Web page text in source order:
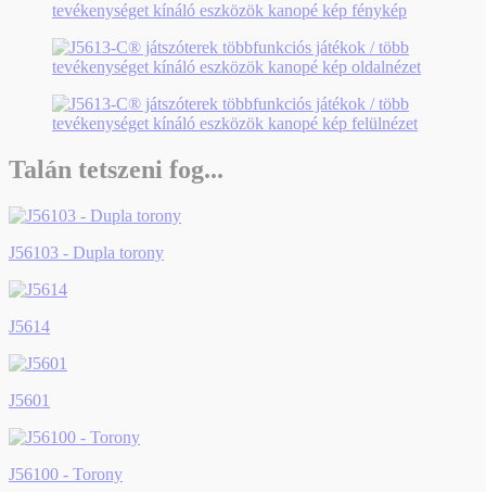
Talán tetszeni fog...
J56103 - Dupla torony
J5614
J5601
J56100 - Torony